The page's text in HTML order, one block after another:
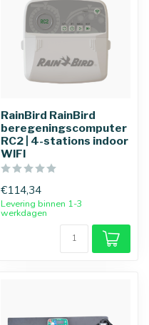
RainBird RainBird
beregeningscomputer
RC2 | 4-stations indoor
WIFI
€114,34
Levering binnen 1-3
werkdagen